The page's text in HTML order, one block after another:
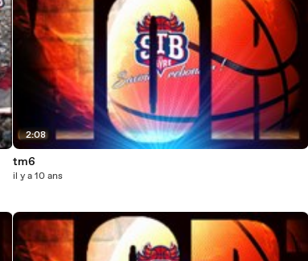
2:08
tm6
il y a 10 ans